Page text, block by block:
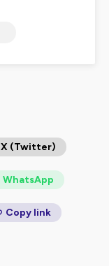
X (Twitter)
WhatsApp
Copy link